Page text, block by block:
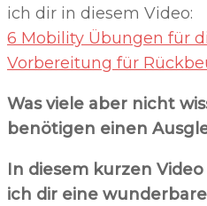
ich dir in diesem Video:
6 Mobility Übungen für
Vorbereitung für
Was viele aber nicht
benötigen einen
In diesem kurzen
ich dir eine